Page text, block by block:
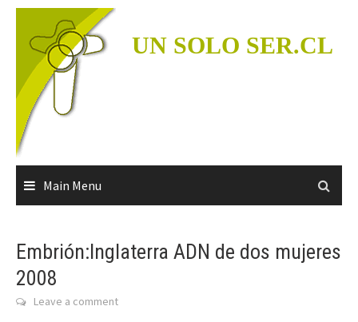
Skip
content
UN SOLO SER.CL
Main Menu
Embrión:Inglaterra ADN de dos mujeres
2008
Leave a comment